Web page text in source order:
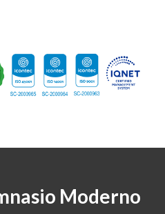
Moderno